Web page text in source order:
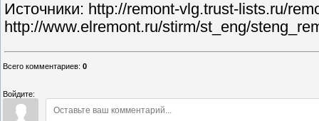
Источники: http://remont-vlg.trust-lists.ru/
http://www.elremont.ru/stirm/st_eng/
Всего комментариев: 0
Войдите: